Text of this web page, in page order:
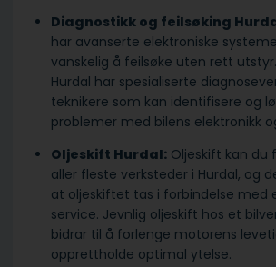
Diagnostikk og feilsøking
har avanserte elektroniske
vanskelig å feilsøke uten rett
Hurdal har spesialiserte
teknikere som kan identifisere og
problemer med bilens elektronikk
Oljeskift Hurdal: Oljeskift kan du
aller fleste verksteder i Hurdal, og
at oljeskiftet tas i forbindelse med
service. Jevnlig oljeskift hos et
bidrar til å forlenge motorens
opprettholde optimal ytelse.